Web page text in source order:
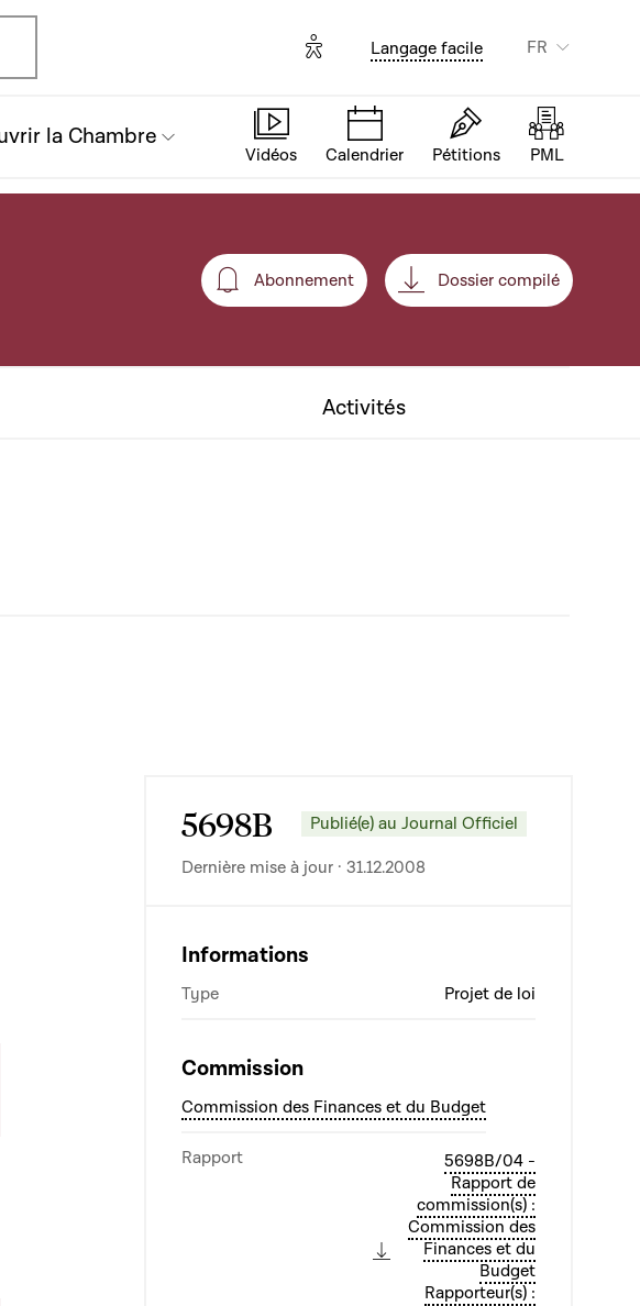
Options d'accessibilité
Langage facile FR
la Chambre
Vidéos Calendrier Pétitions PML
Abonnement
Abonnement Dossier compilé
Activités
5698B Publié(e) au Journal Officiel
Dernière mise à jour · 31.12.2008
Informations
Type Projet de loi
Commission
Commission des Finances et du Budget
Rapport
5698B/04 -
Rapport de
commission(s) :
Commission des
Finances et du
Budget
Rapporteur(s) :